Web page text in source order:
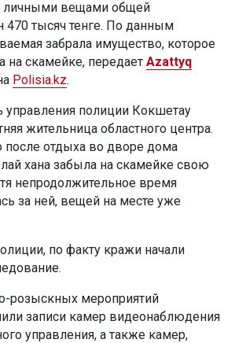
личными вещами общей
470 тысяч тенге. По данным
забрала имущество, которое
на скамейке, передает Azattyq
Polisia.kz.
управления полиции Кокшетау
жительница областного центра.
после отдыха во дворе дома
хана забыла на скамейке свою
непродолжительное время
за ней, вещей на месте уже
по факту кражи начали
розыскных мероприятий
записи камер видеонаблюдения
управления, а также камер,